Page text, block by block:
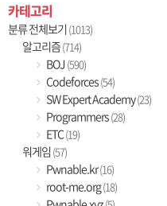
카테고리
분류 전체보기(1013)
알고리즘(714)
BOJ (590)
Codeforces(54)
SW Expert Academy(23)
Programmers(28)
ETC(19)
워게임(57)
Pwnable.kr(16)
root-me.org(18)